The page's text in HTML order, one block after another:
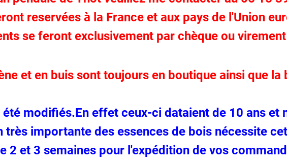
reservées à la France et aux pays de l'Union
se feront exclusivement par chèque ou virement
et en buis sont toujours en boutique ainsi que la
modifiés.En effet ceux-ci dataient de 10 ans et
très importante des essences de bois nécessite
2 et 3 semaines pour l'expédition de vos